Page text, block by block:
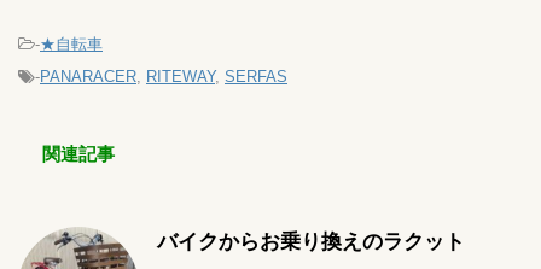
-★自転車
-PANARACER RITEWAY, SERFAS
関連記事
バイクからお乗り換えのラクット